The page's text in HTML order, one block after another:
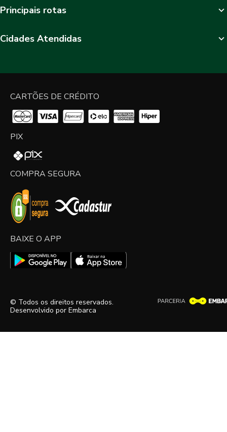
Principais rotas
Cidades Atendidas
CARTÕES DE CRÉDITO
PIX
COMPRA SEGURA
BAIXE O APP
© Todos os direitos reservados.
Desenvolvido por Embarca